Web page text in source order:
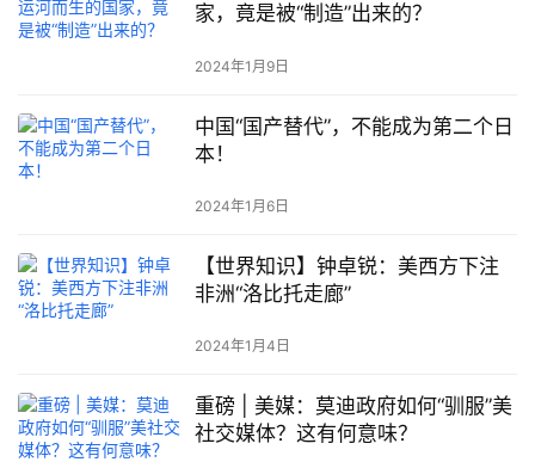
家，竟是被“制造”出来的？
2024年1月9日
中国“国产替代”，不能成为第二个日
本！
2024年1月6日
【世界知识】钟卓锐：美西方下注
非洲“洛比托走廊”
2024年1月4日
重磅 | 美媒：莫迪政府如何“驯服”美
社交媒体？这有何意味？